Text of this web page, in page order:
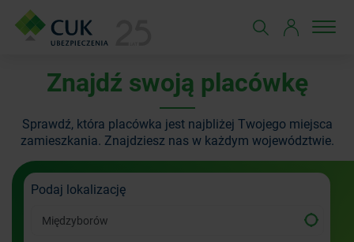
Znajdź swoją placówkę
Sprawdź, która placówka jest najbliżej Twojego miejsca
zamieszkania. Znajdziesz nas w każdym województwie.
Podaj lokalizację